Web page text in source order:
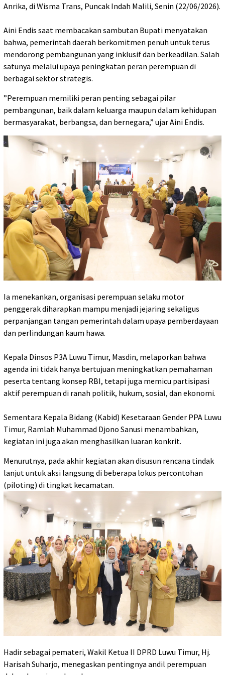
Anrika, di Wisma Trans, Puncak Indah Malili, Senin (22/06/2026).
‎Aini Endis saat membacakan sambutan Bupati menyatakan
bahwa, pemerintah daerah berkomitmen penuh untuk terus
mendorong pembangunan yang inklusif dan berkeadilan. Salah
satunya melalui upaya peningkatan peran perempuan di
berbagai sektor strategis.
‎”Perempuan memiliki peran penting sebagai pilar
pembangunan, baik dalam keluarga maupun dalam kehidupan
bermasyarakat, berbangsa, dan bernegara,” ujar Aini Endis.
‎‎Ia menekankan, organisasi perempuan selaku motor
penggerak diharapkan mampu menjadi jejaring sekaligus
perpanjangan tangan pemerintah dalam upaya pemberdayaan
dan perlindungan kaum hawa.
‎Kepala Dinsos P3A Luwu Timur, Masdin, melaporkan bahwa
agenda ini tidak hanya bertujuan meningkatkan pemahaman
peserta tentang konsep RBI, tetapi juga memicu partisipasi
aktif perempuan di ranah politik, hukum, sosial, dan ekonomi.
Sementara Kepala Bidang (Kabid) Kesetaraan Gender PPA Luwu
Timur, Ramlah Muhammad Djono Sanusi menambahkan,
kegiatan ini juga akan menghasilkan luaran konkrit.
Menurutnya, pada akhir kegiatan akan disusun rencana tindak
lanjut untuk aksi langsung di beberapa lokus percontohan
(piloting) di tingkat kecamatan.
‎Hadir sebagai pemateri, Wakil Ketua II DPRD Luwu Timur, Hj.
Harisah Suharjo, menegaskan pentingnya andil perempuan